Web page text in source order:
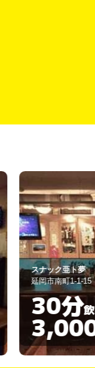
パーラメント
延岡市新町5-17
120